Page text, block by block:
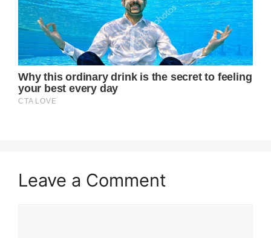
Leave a Comment